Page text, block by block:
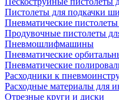
Пистолеты для подкачки
Пневматические пистолеты
Продувочные пистолеты
Пневмошлифмашины
Пневматические
Пневматические
Расходники к
Расходные материалы для
Отрезные круги и диски